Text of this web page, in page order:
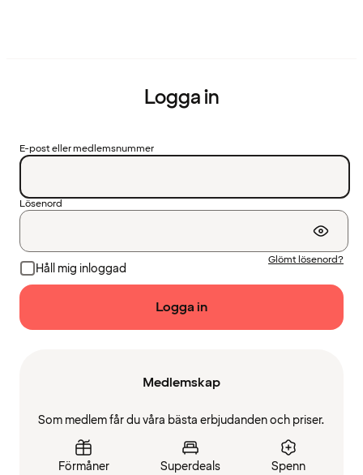
Logga in
E-post eller medlemsnummer
Lösenord
Håll mig inloggad
Glömt lösenord?
Logga in
Medlemskap
Som medlem får du våra bästa erbjudanden och priser.
Förmåner Superdeals Spenn